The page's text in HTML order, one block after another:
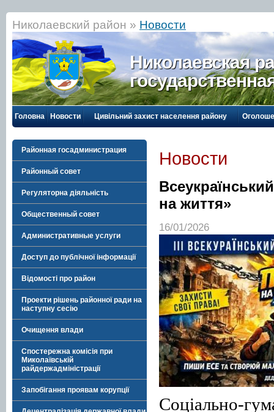
Николаевский район » Новости
Николаевская
Головна Новости Цивільний захист населення району
Районная госадминистрация
Районный совет
Регуляторна діяльність
Общественный совет
Административные услуги
Доступ до публічної інформації
Відомості про район
Проекти рішень районної ради на
наступну сесію
Очищення влади
Спостережна комісія при
Миколаївській
райдержадміністрації
Запобігання проявам корупції
Новости
на життя»
16/01/2026
Соціально-